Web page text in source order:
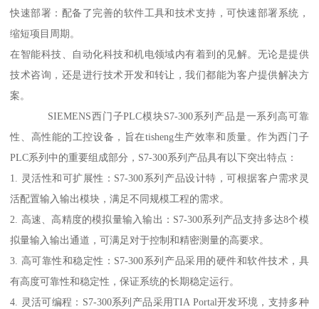
快速部署：配备了完善的软件工具和技术支持，可快速部署系统，
缩短项目周期。
在智能科技、自动化科技和机电领域内有着到的见解。无论是提供
技术咨询，还是进行技术开发和转让，我们都能为客户提供解决方
案。
SIEMENS西门子PLC模块S7-300系列产品是一系列高可靠
性、高性能的工控设备，旨在tisheng生产效率和质量。作为西门子
PLC系列中的重要组成部分，S7-300系列产品具有以下突出特点：
1. 灵活性和可扩展性：S7-300系列产品设计特，可根据客户需求灵
活配置输入输出模块，满足不同规模工程的需求。
2. 高速、高精度的模拟量输入输出：S7-300系列产品支持多达8个模
拟量输入输出通道，可满足对于控制和精密测量的高要求。
3. 高可靠性和稳定性：S7-300系列产品采用的硬件和软件技术，具
有高度可靠性和稳定性，保证系统的长期稳定运行。
4. 灵活可编程：S7-300系列产品采用TIA Portal开发环境，支持多种